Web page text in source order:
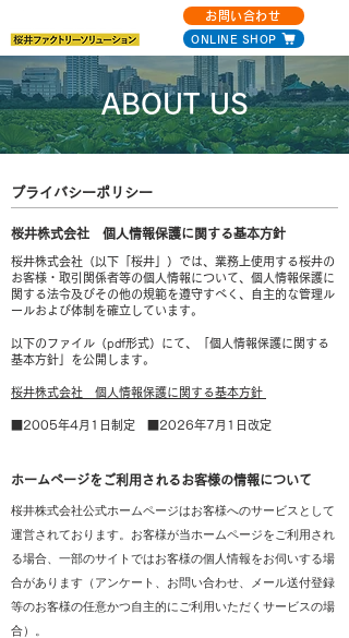
お問い合わせ
ONLINE SHOP
ABOUT US
プライバシーポリシー
桜井株式会社 個人情報保護に関する基本方針
桜井株式会社（以下「桜井」）では、業務上使用する桜井の
お客様・取引関係者等の個人情報について、個人情報保護に
関する法令及びその他の規範を遵守すべく、自主的な管理ル
ールおよび体制を確立しています。
以下のファイル（pdf形式）にて、「個人情報保護に関する
基本方針」を公開します。
桜井株式会社 個人情報保護に関する基本方針
■2005年4月1日制定 ■2026年7月1日改定
ホームページをご利用されるお客様の情報について
桜井株式会社公式ホームページはお客様へのサービスとして
運営されております。お客様が当ホームページをご利用され
る場合、一部のサイトではお客様の個人情報をお伺いする場
合があります（アンケート、お問い合わせ、メール送付登録
等のお客様の任意かつ自主的にご利用いただくサービスの場
合）。